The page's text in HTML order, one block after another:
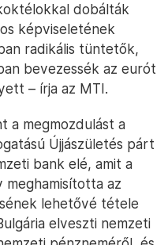
dobálták
képviseletének
radikális tüntetők,
bevezessék az eurót
– írja az MTI.
a megmozdulást a
Újjászületés párt
bank elé, amit a
az
lehetővé tétele
elveszti nemzeti